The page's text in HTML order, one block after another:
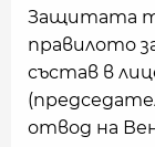
Защитата
правилото
състав в
отвод на